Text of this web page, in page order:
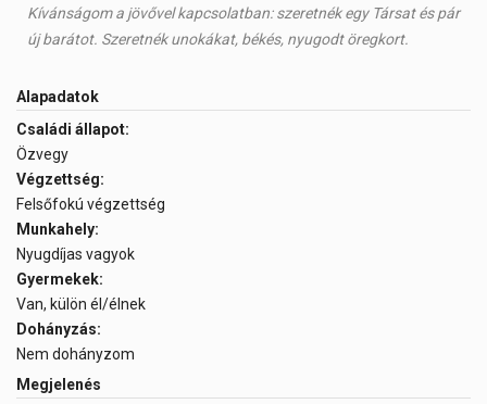
Kívánságom a jövővel kapcsolatban: szeretnék egy Társat és pár
új barátot. Szeretnék unokákat, békés, nyugodt öregkort.
Alapadatok
Családi állapot:
Özvegy
Végzettség:
Felsőfokú végzettség
Munkahely:
Nyugdíjas vagyok
Gyermekek:
Van, külön él/élnek
Dohányzás:
Nem dohányzom
Megjelenés